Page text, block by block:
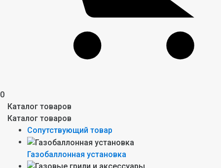
0
Каталог товаров
Каталог товаров
Сопутствующий товар
Газобаллонная установка